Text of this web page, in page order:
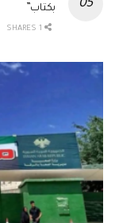
بكتاب”